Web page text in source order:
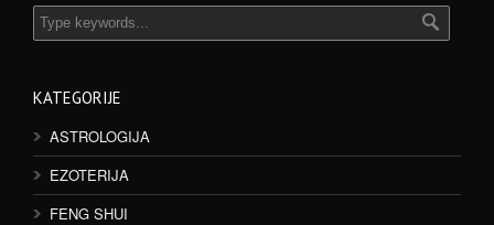
KATEGORIJE
ASTROLOGIJA
EZOTERIJA
FENG SHUI